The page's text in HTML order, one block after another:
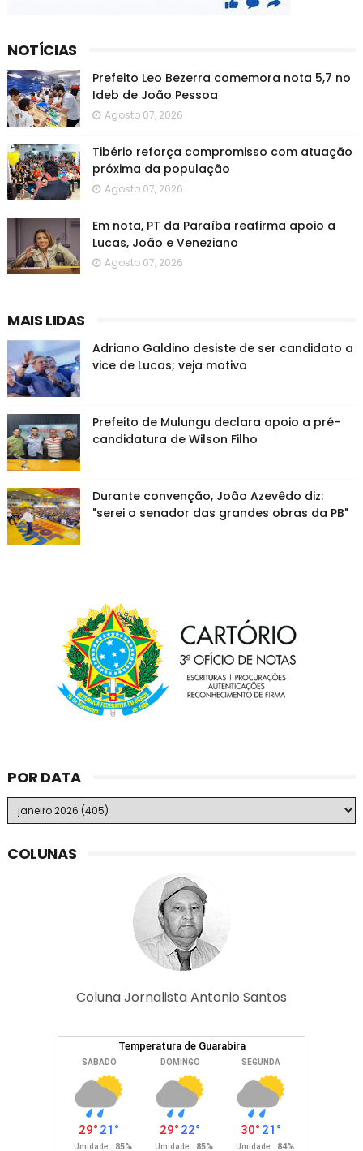
NOTÍCIAS
Prefeito Leo Bezerra comemora nota 5,7 no
Ideb de João Pessoa
Agosto 07, 2026
Tibério reforça compromisso com atuação
próxima da população
Agosto 07, 2026
Em nota, PT da Paraíba reafirma apoio a
Lucas, João e Veneziano
Agosto 07, 2026
MAIS LIDAS
Adriano Galdino desiste de ser candidato a
vice de Lucas; veja motivo
Prefeito de Mulungu declara apoio a pré-
candidatura de Wilson Filho
Durante convenção, João Azevêdo diz:
"serei o senador das grandes obras da PB"
POR DATA
COLUNAS
Coluna Jornalista Antonio Santos